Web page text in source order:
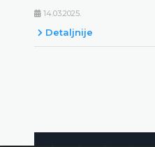
14.03.2025.
Detaljnije